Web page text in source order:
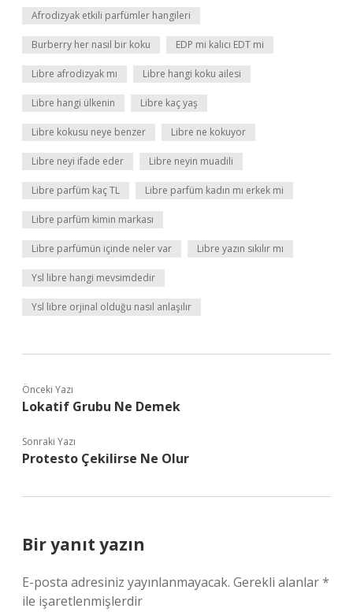
Afrodizyak etkili parfümler hangileri
Burberry her nasıl bir koku EDP mi kalıcı EDT mi
Libre afrodizyak mı Libre hangi koku ailesi
Libre hangi ülkenin Libre kaç yaş
Libre kokusu neye benzer Libre ne kokuyor
Libre neyi ifade eder Libre neyin muadili
Libre parfüm kaç TL Libre parfüm kadın mı erkek mi
Libre parfüm kimin markası
Libre parfümün içinde neler var Libre yazın sıkılır mı
Ysl libre hangi mevsimdedir
Ysl libre orjinal olduğu nasıl anlaşılır
Önceki Yazı
Lokatif Grubu Ne Demek
Sonraki Yazı
Protesto Çekilirse Ne Olur
Bir yanıt yazın
E-posta adresiniz yayınlanmayacak. Gerekli alanlar*
ile işaretlenmişlerdir